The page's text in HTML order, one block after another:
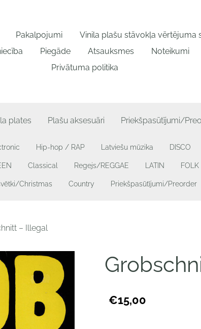
Pakalpojumi
Vinila plašu stāvokļa vērtējuma
Piegāde Atsauksmes Noteikumi
Privātuma politika
plates Plašu aksesuāri Priekšpasūtījumi/
Hip-hop / RAP Latviešu mūzika DISCO
Classical Regejs/REGGAE LATIN FOLK
Christmas Country Priekšpasūtījumi/Preorder
– Illegal
€15,00